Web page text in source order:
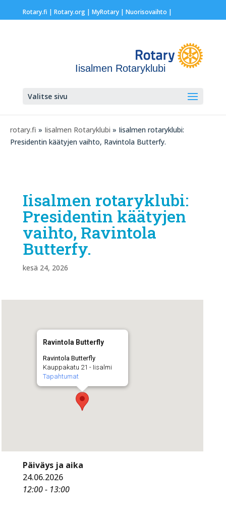
Rotary.fi | Rotary.org| MyRotary | Nuorisovaihto |
Iisalmen Rotaryklubi
Valitse sivu
rotary.fi » Iisalmen Rotaryklubi » Iisalmen rotaryklubi:
Presidentin käätyjen vaihto, Ravintola Butterfy.
Iisalmen rotaryklubi:
Presidentin käätyjen
vaihto, Ravintola
Butterfy.
kesä 24, 2026
Ravintola Butterfly
Ravintola Butterfly
Kauppakatu 21 - Iisalmi
Tapahtumat
Päiväys ja aika
24.06.2026
12:00 - 13:00